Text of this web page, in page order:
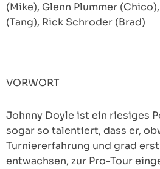
(Mike), Glenn Plummer
(Tang), Rick Schroder (Brad)
VORWORT
Johnny Doyle ist ein riesiges
sogar so talentiert, dass er,
Turniererfahrung und grad
entwachsen, zur Pro-Tour